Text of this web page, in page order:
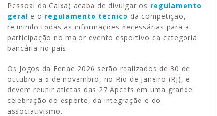
Pessoal da Caixa) acaba de divulgar os regulamento
geral e o regulamento técnico da competição,
reunindo todas as informações necessárias para a
participação no maior evento esportivo da categoria
bancária no país.
Os Jogos da Fenae 2026 serão realizados de 30 de
outubro a 5 de novembro, no Rio de Janeiro (RJ), e
devem reunir atletas das 27 Apcefs em uma grande
celebração do esporte, da integração e do
associativismo.